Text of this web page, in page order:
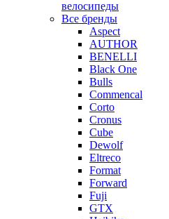
велосипеды
Все бренды
Aspect
AUTHOR
BENELLI
Black One
Bulls
Commencal
Corto
Cronus
Cube
Dewolf
Eltreco
Format
Forward
Fuji
GTX